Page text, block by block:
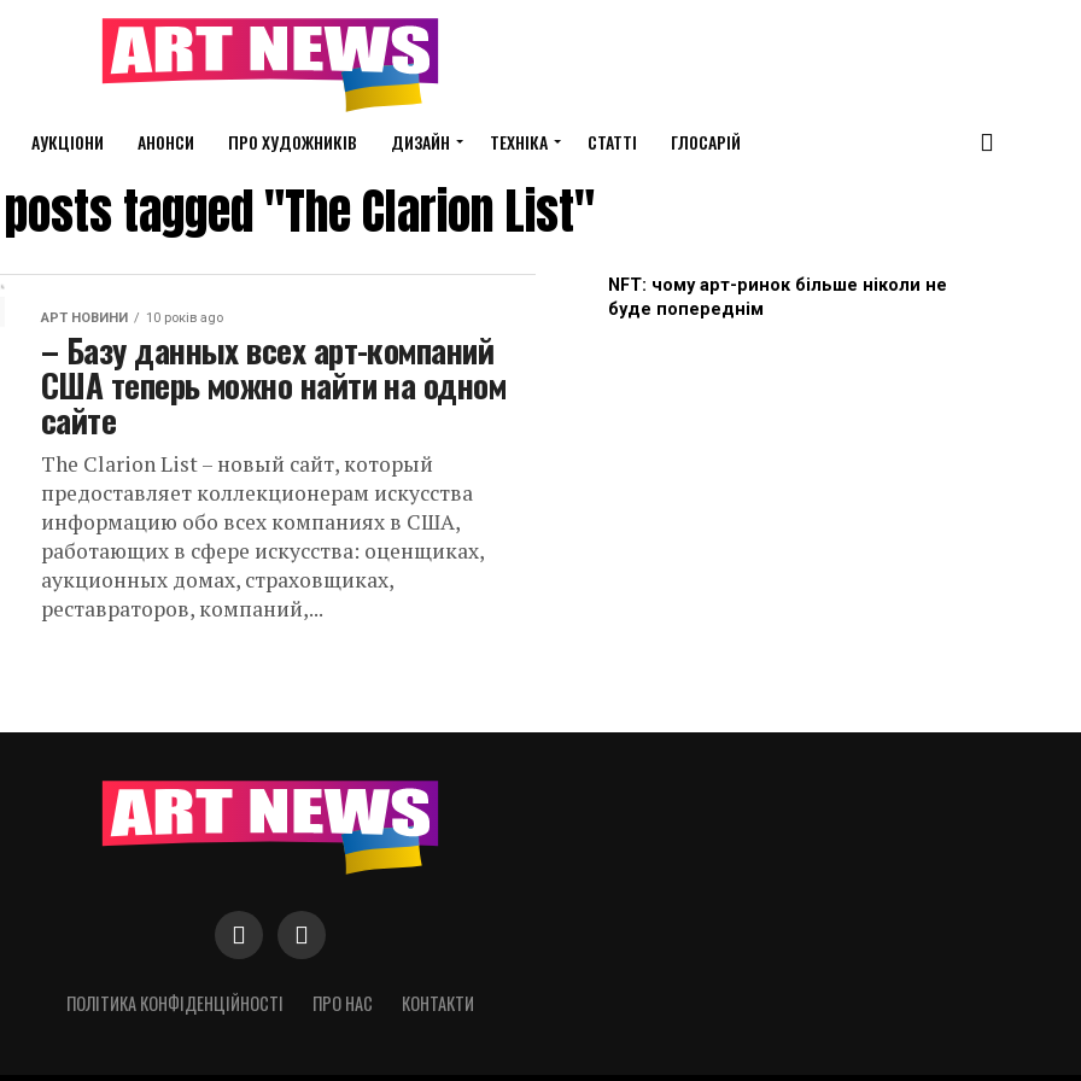
АУКЦІОНИ АНОНСИ ПРО ХУДОЖНИКІВ ДИЗАЙН ТЕХНІКА СТАТТІ ГЛОСАРІЙ
tagged "The Clarion List"
АРТ НОВИНИ 10 років ago
– Базу данных всех арт-компаний
США теперь можно найти на одном
сайте
The Clarion List – новый сайт, который
предоставляет коллекционерам искусства
информацию обо всех компаниях в США,
работающих в сфере искусства: оценщиках,
аукционных домах, страховщиках,
реставраторов, компаний,...
NFT: чому арт-ринок більше ніколи не
буде попереднім
ПОЛІТИКА КОНФІДЕНЦІЙНОСТІ ПРО НАС КОНТАКТИ